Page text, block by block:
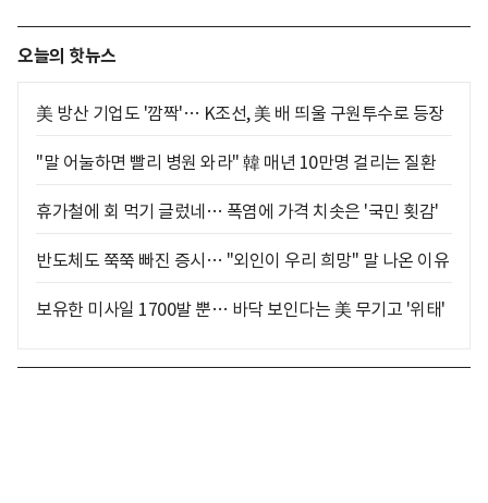
오늘의 핫뉴스
美 방산 기업도 '깜짝'… K조선, 美 배 띄울 구원투수로 등장
"말 어눌하면 빨리 병원 와라" 韓 매년 10만명 걸리는 질환
휴가철에 회 먹기 글렀네… 폭염에 가격 치솟은 '국민 횟감'
반도체도 쭉쭉 빠진 증시… "외인이 우리 희망" 말 나온 이유
보유한 미사일 1700발 뿐… 바닥 보인다는 美 무기고 '위태'